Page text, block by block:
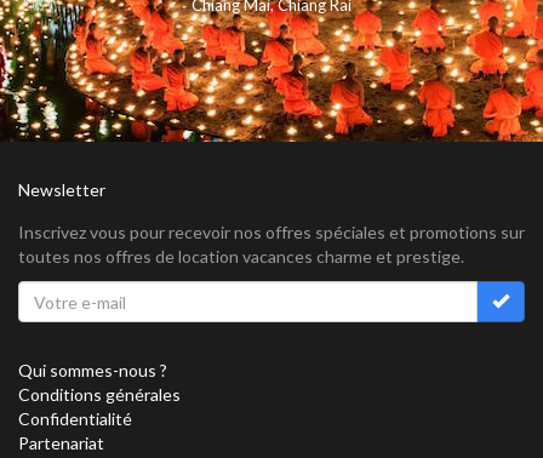
Chiang Mai,Chiang Rai
Newsletter
Inscrivez vous pour recevoir nos offres spéciales et promotions sur
toutes nos offres de location vacances charme et prestige.
Qui sommes-nous ?
Conditions générales
Confidentialité
Partenariat